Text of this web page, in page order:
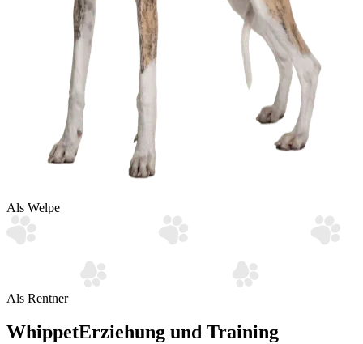
Als Welpe
Als Rentner
WhippetErziehung und Training